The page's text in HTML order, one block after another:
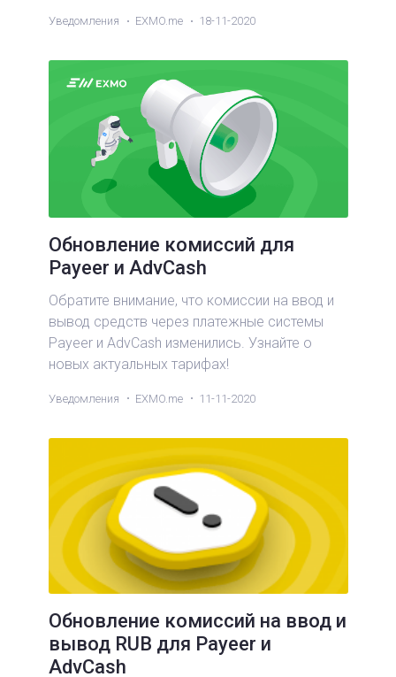
Уведомления EXMO.me 18-11-2020
Обновление комиссий для
Payeer и AdvCash
Обратите внимание, что комиссии на ввод и
вывод средств через платежные системы
Payeer и AdvCash изменились. Узнайте о
новых актуальных тарифах!
Уведомления EXMO.me 11-11-2020
Обновление комиссий на ввод и
вывод RUB для Payeer и
AdvCash